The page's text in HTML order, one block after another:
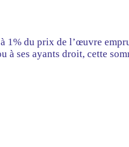
1% du prix de l’œuvre
à ses ayants droit, cette